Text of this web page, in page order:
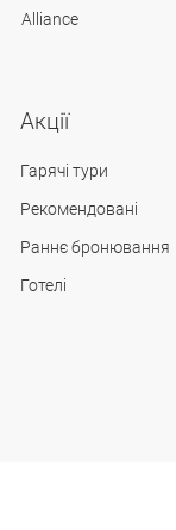
Alliance
Акції
Гарячі тури
Рекомендовані
Раннє бронювання
Готелі